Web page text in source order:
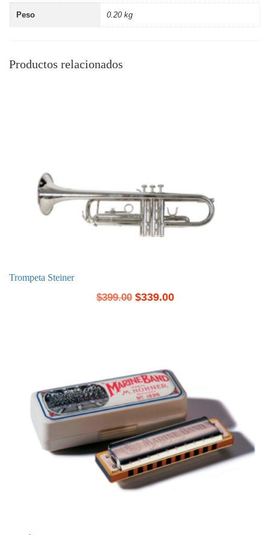
Peso 0.20 kg
Productos relacionados
Trompeta Steiner
$399.00 $339.00